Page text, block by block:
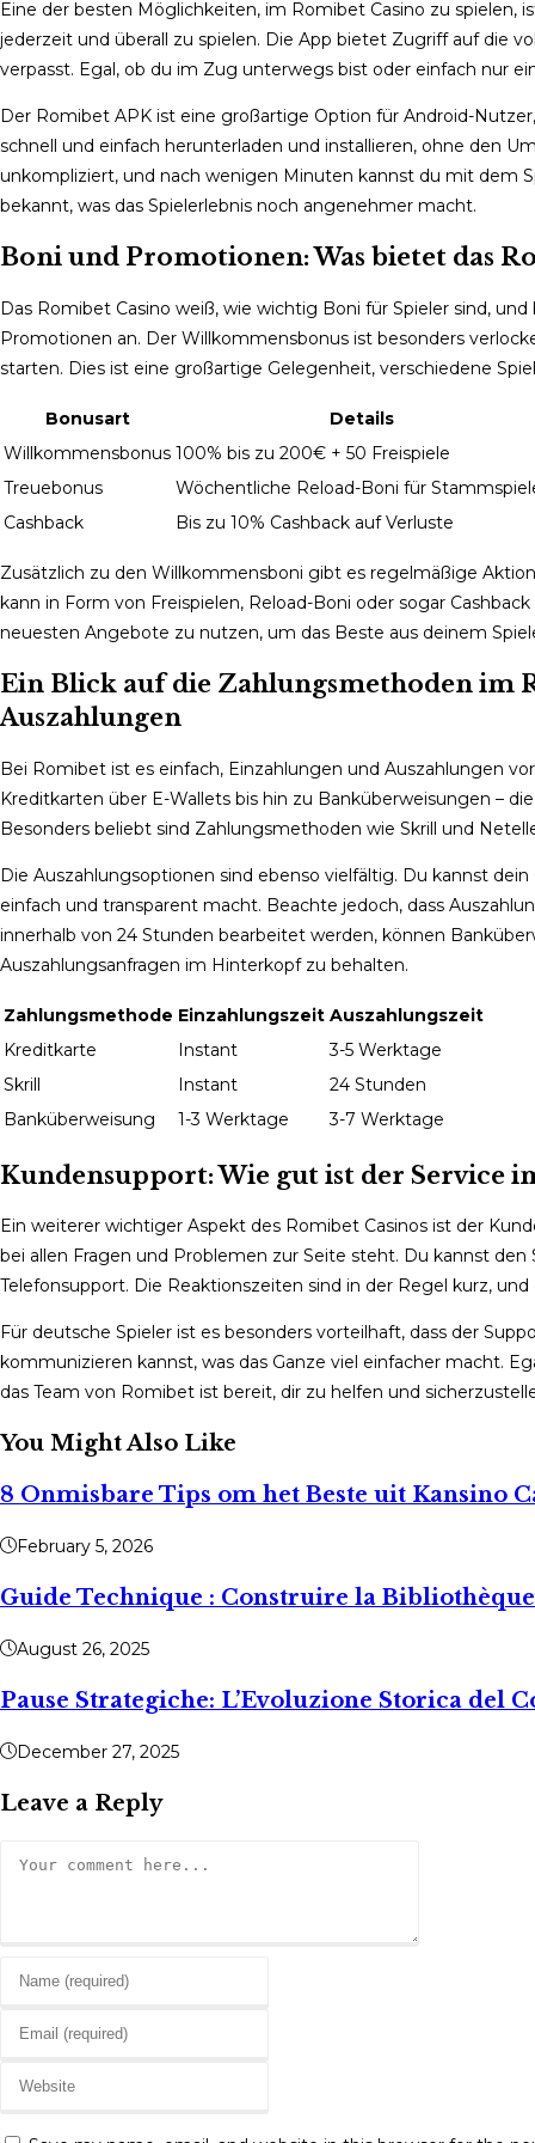
Eine der besten Möglichkeiten, im Romibet Casino zu
jederzeit und überall zu spielen. Die App bietet Zugriff auf die
verpasst. Egal, ob du im Zug unterwegs bist oder einfach nur
Der Romibet APK ist eine großartige Option für Android-
schnell und einfach herunterladen und installieren, ohne den
unkompliziert, und nach wenigen Minuten kannst du mit dem
bekannt, was das Spielerlebnis noch angenehmer macht.
Boni und Promotionen: Was bietet das
Das Romibet Casino weiß, wie wichtig Boni für Spieler sind,
Promotionen an. Der Willkommensbonus ist besonders
starten. Dies ist eine großartige Gelegenheit, verschiedene
Bonusart
Details
Willkommensbonus 100% bis zu 200€ + 50 Freispiele
Treuebonus
Wöchentliche Reload-Boni für
Cashback
Bis zu 10% Cashback auf Verluste
Zusätzlich zu den Willkommensboni gibt es regelmäßige
kann in Form von Freispielen, Reload-Boni oder sogar
neuesten Angebote zu nutzen, um das Beste aus deinem
Ein Blick auf die Zahlungsmethoden im
Auszahlungen
Bei Romibet ist es einfach, Einzahlungen und Auszahlungen
Kreditkarten über E-Wallets bis hin zu Banküberweisungen –
Besonders beliebt sind Zahlungsmethoden wie Skrill und
Die Auszahlungsoptionen sind ebenso vielfältig. Du kannst
einfach und transparent macht. Beachte jedoch, dass
innerhalb von 24 Stunden bearbeitet werden, können
Auszahlungsanfragen im Hinterkopf zu behalten.
Zahlungsmethode Einzahlungszeit Auszahlungszeit
Kreditkarte
Instant
3-5 Werktage
Skrill
Instant
24 Stunden
Banküberweisung
1-3 Werktage 3-7 Werktage
Kundensupport: Wie gut ist der Service
Ein weiterer wichtiger Aspekt des Romibet Casinos ist der
bei allen Fragen und Problemen zur Seite steht. Du kannst
Telefonsupport. Die Reaktionszeiten sind in der Regel kurz,
Für deutsche Spieler ist es besonders vorteilhaft, dass der
kommunizieren kannst, was das Ganze viel einfacher macht.
das Team von Romibet ist bereit, dir zu helfen und
You Might Also Like
8 Onmisbare Tips om het Beste uit Kansino
February 5, 2026
Guide Technique : Construire la
August 26, 2025
Pause Strategiche: L’Evoluzione Storica del
December 27, 2025
Leave a Reply
Enter
name
username
Enter
email
Enter
website